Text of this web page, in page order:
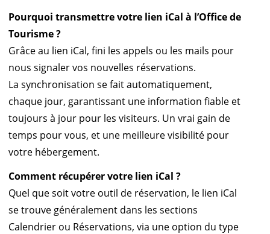
Pourquoi transmettre votre lien iCal à l’Office de
Tourisme ?
Grâce au lien iCal, fini les appels ou les mails pour
nous signaler vos nouvelles réservations.
La synchronisation se fait automatiquement,
chaque jour, garantissant une information fiable et
toujours à jour pour les visiteurs. Un vrai gain de
temps pour vous, et une meilleure visibilité pour
votre hébergement.
Comment récupérer votre lien iCal ?
Quel que soit votre outil de réservation, le lien iCal
se trouve généralement dans les sections
Calendrier ou Réservations, via une option du type